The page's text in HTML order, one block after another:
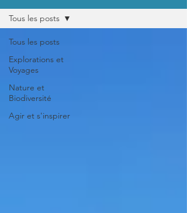
Tous les posts
Explorations et
Voyages
Nature et
Biodiversité
Agir et s'inspirer
Tous les posts